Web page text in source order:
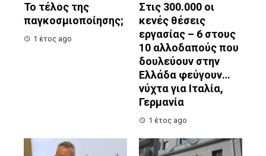
Το τέλος της
παγκοσμιοποίησης;
1 έτος ago
Στις 300.000 οι
κενές θέσεις
εργασίας – 6 στους
10 αλλοδαπούς που
δουλεύουν στην
Ελλάδα φεύγουν…
νύχτα για Ιταλία,
Γερμανία
1 έτος ago